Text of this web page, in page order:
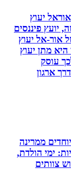
יעוץ
פיננסים
אל יעוץ
מתן יעוץ
עוסק
ממרינה
ימי הולדת,